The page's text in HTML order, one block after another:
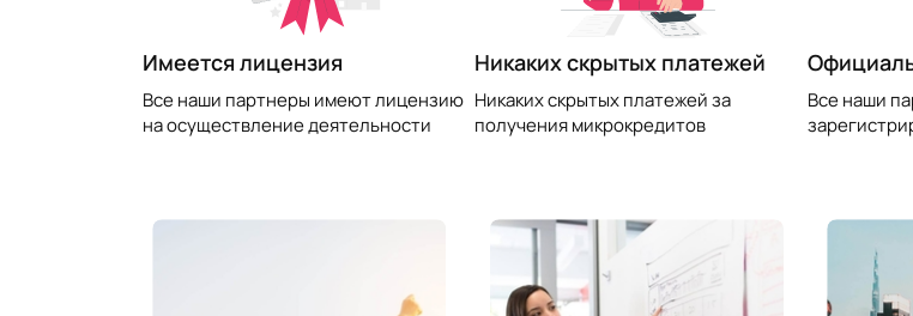
​Имеется лицензия
Все наши партнеры имеют лицензию
на осуществление деятельности
Никаких скрытых платежей
Никаких скрытых платежей за
получения микрокредитов
Все наши